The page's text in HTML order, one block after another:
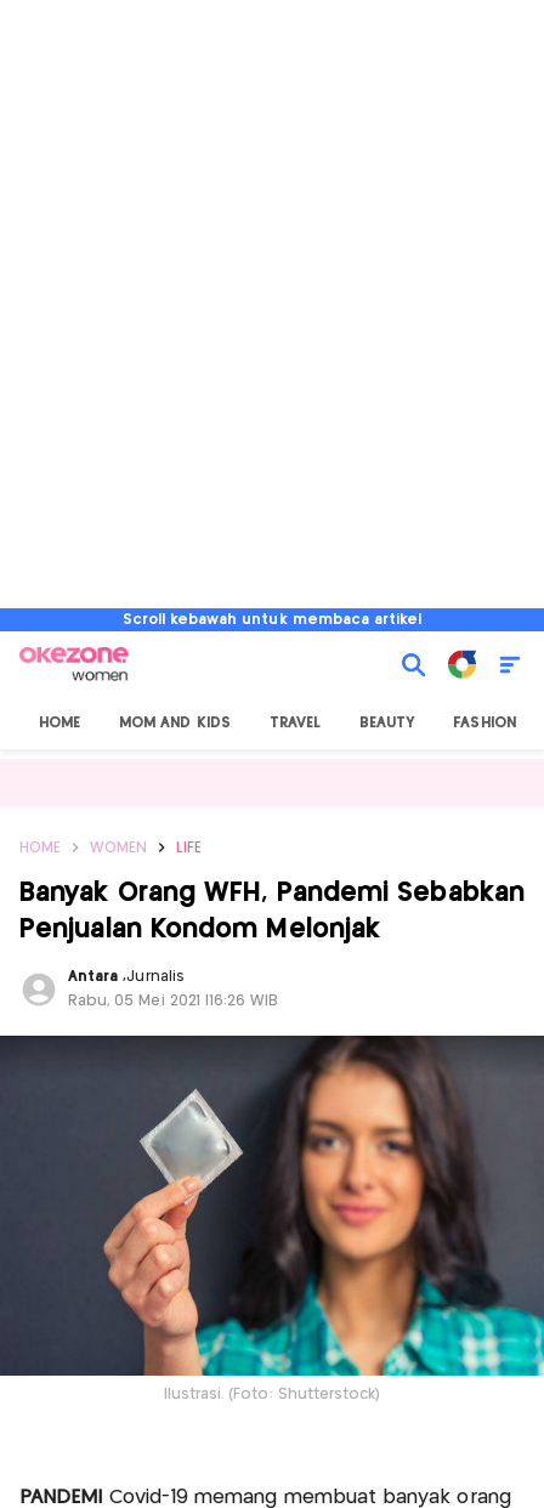
Scroll kebawah untuk membaca artikel
HOME MOM AND KIDS TRAVEL BEAUTY FASHION
HOME WOMEN LIFE
Banyak Orang WFH, Pandemi Sebabkan
Penjualan Kondom Melonjak
Antara,Jurnalis
Rabu, 05 Mei 2021 |16:26 WIB
Ilustrasi. (Foto: Shutterstock)
PANDEMI Covid-19 memang membuat banyak orang